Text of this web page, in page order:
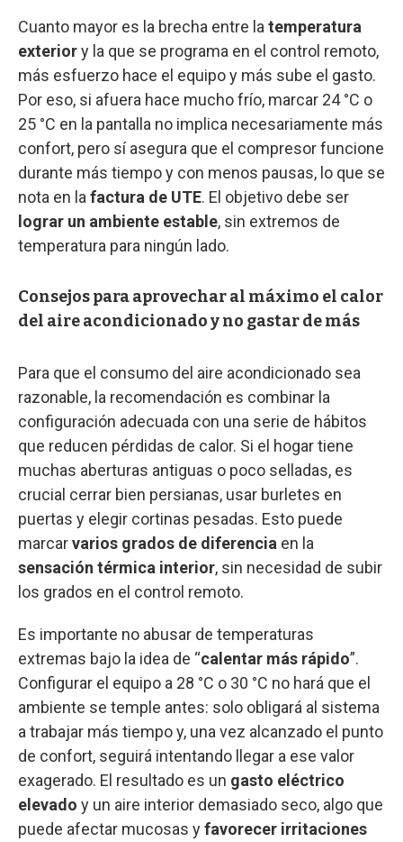
Cuanto mayor es la brecha entre la temperatura
exteriory la que se programa en el control remoto,
más esfuerzo hace el equipo y más sube el gasto.
Por eso, si afuera hace mucho frío, marcar 24 °C o
25 °C en la pantalla no implica necesariamente más
confort, pero sí asegura que el compresor funcione
durante más tiempo y con menos pausas, lo que se
nota en la factura de UTE. El objetivo debe ser
lograr un ambiente estable, sin extremos de
temperatura para ningún lado.
Consejos para aprovechar al máximo el calor
del aire acondicionado y no gastar de más
Para que el consumo del aire acondicionado sea
razonable, la recomendación es combinar la
configuración adecuada con una serie de hábitos
que reducen pérdidas de calor. Si el hogar tiene
muchas aberturas antiguas o poco selladas, es
crucial cerrar bien persianas, usar burletes en
puertas y elegir cortinas pesadas. Esto puede
marcarvarios grados de diferencia en la
sensación térmica interior, sin necesidad de subir
los grados en el control remoto.
Es importante no abusar de temperaturas
extremas bajo la idea de “calentar más rápido”.
Configurar el equipo a 28 °C o 30 °C no hará que el
ambiente se temple antes: solo obligará al sistema
a trabajar más tiempo y, una vez alcanzado el punto
de confort, seguirá intentando llegar a ese valor
exagerado. El resultado es un gasto eléctrico
elevado y un aire interior demasiado seco, algo que
puede afectar mucosas yfavorecer irritaciones